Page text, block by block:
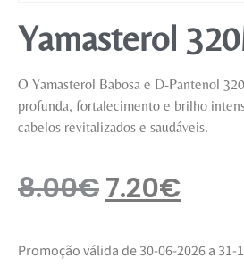
Yamasterol
O Yamasterol Babosa e D-Pantenol
profunda, fortalecimento e brilho
cabelos revitalizados e saudáveis.
8.00€7.20€
Promoção válida de 30-06-2026 a 31-